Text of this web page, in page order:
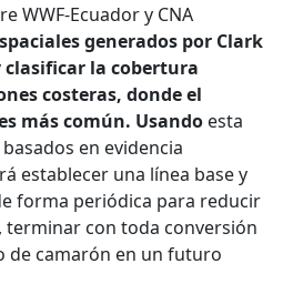
WWF-Ecuador y CNA
generados por Clark
clasificar la cobertura
costeras, donde el
más común. Usando esta
en evidencia
establecer una línea base y
forma periódica para reducir
terminar con toda conversión
de camarón en un futuro